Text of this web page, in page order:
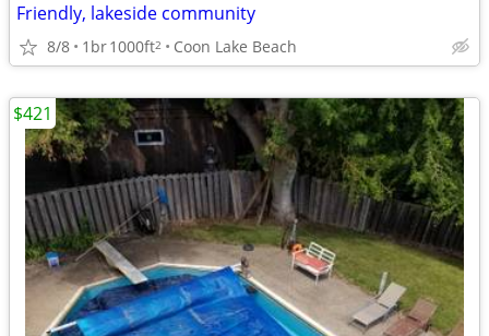
Friendly, lakeside community
8/8 1br1000ft2 Coon Lake Beach
$421